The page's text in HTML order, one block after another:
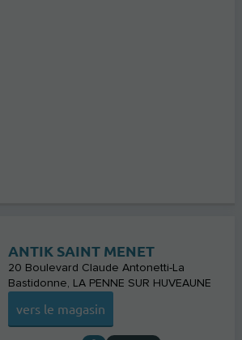
ANTIK SAINT MENET
20 Boulevard Claude Antonetti-La
Bastidonne
LA PENNE SUR HUVEAUNE
vers le magasin